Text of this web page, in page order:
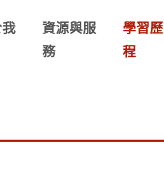
資源與服
務
學習歷
程